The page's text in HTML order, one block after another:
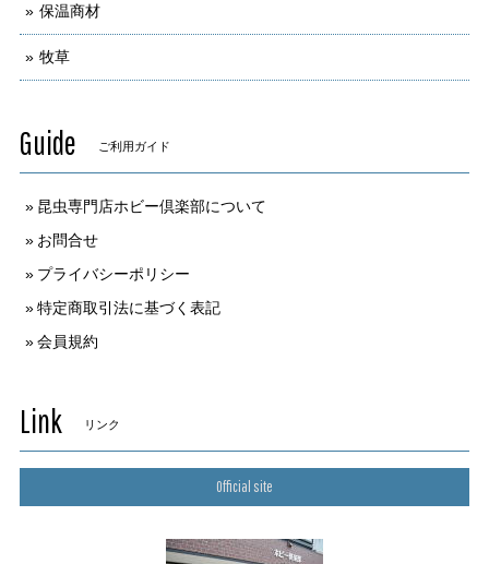
保温商材
牧草
Guide ご利用ガイド
昆虫専門店ホビー倶楽部について
お問合せ
プライバシーポリシー
特定商取引法に基づく表記
会員規約
Link リンク
Official site